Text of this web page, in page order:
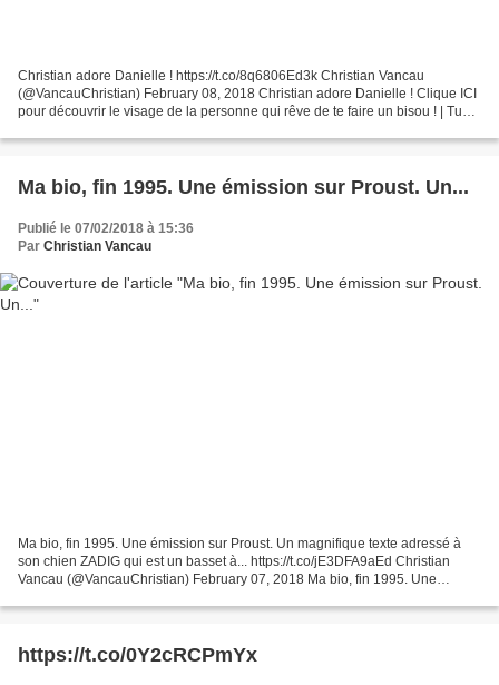
Christian adore Danielle ! https://t.co/8q6806Ed3k Christian Vancau
(@VancauChristian) February 08, 2018 Christian adore Danielle ! Clique ICI
pour découvrir le visage de la personne qui rêve de te faire un bisou ! | Tu
Ma bio, fin 1995. Une émission sur Proust. Un...
Publié le 07/02/2018 à 15:36
Par Christian Vancau
Ma bio, fin 1995. Une émission sur Proust. Un magnifique texte adressé à
son chien ZADIG qui est un basset à... https://t.co/jE3DFA9aEd Christian
Vancau (@VancauChristian) February 07, 2018 Ma bio, fin 1995. Une
https://t.co/0Y2cRCPmYx